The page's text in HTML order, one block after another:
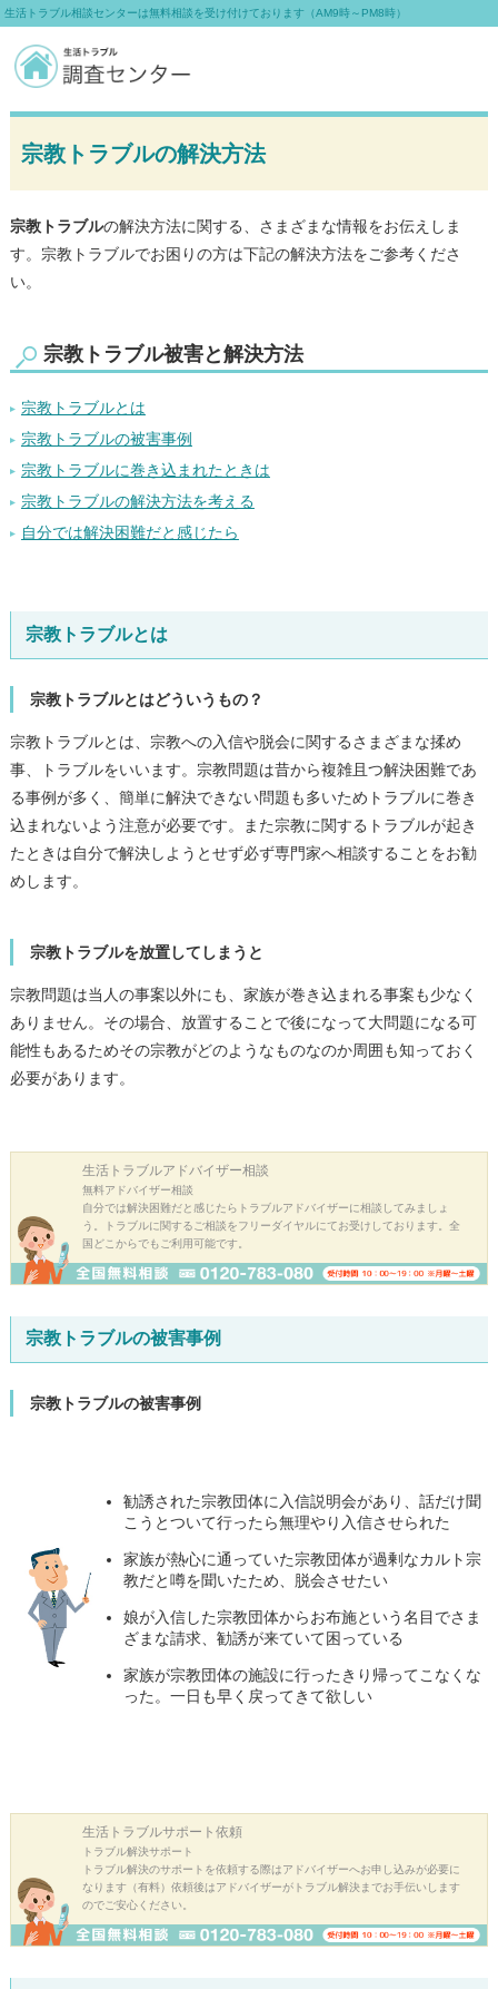
宗教トラブルの解決方法
宗教トラブルの解決方法に関する、さまざまな情報をお伝えしま
す。宗教トラブルでお困りの方は下記の解決方法をご参考くださ
い。
宗教トラブル被害と解決方法
宗教トラブルとは
宗教トラブルの被害事例
宗教トラブルに巻き込まれたときは
宗教トラブルの解決方法を考える
自分では解決困難だと感じたら
宗教トラブルとは
宗教トラブルとはどういうもの？
宗教トラブルとは、宗教への入信や脱会に関するさまざまな揉め
事、トラブルをいいます。宗教問題は昔から複雑且つ解決困難であ
る事例が多く、簡単に解決できない問題も多いためトラブルに巻き
込まれないよう注意が必要です。また宗教に関するトラブルが起き
たときは自分で解決しようとせず必ず専門家へ相談することをお勧
めします。
宗教トラブルを放置してしまうと
宗教問題は当人の事案以外にも、家族が巻き込まれる事案も少なく
ありません。その場合、放置することで後になって大問題になる可
能性もあるためその宗教がどのようなものなのか周囲も知っておく
必要があります。
生活トラブルアドバイザー相談
無料アドバイザー相談
自分では解決困難だと感じたらトラブルアドバイザーに相談してみましょ
う。トラブルに関するご相談をフリーダイヤルにてお受けしております。全
国どこからでもご利用可能です。
宗教トラブルの被害事例
宗教トラブルの被害事例
勧誘された宗教団体に入信説明会があり、話だけ聞
こうとついて行ったら無理やり入信させられた
家族が熱心に通っていた宗教団体が過剰なカルト宗
教だと噂を聞いたため、脱会させたい
娘が入信した宗教団体からお布施という名目でさま
ざまな請求、勧誘が来ていて困っている
家族が宗教団体の施設に行ったきり帰ってこなくな
った。一日も早く戻ってきて欲しい
生活トラブルサポート依頼
トラブル解決サポート
トラブル解決のサポートを依頼する際はアドバイザーへお申し込みが必要に
なります（有料）依頼後はアドバイザーがトラブル解決までお手伝いします
のでご安心ください。
生活トラブル相談センターは無料相談を受け付けております（AM9時～PM8時）